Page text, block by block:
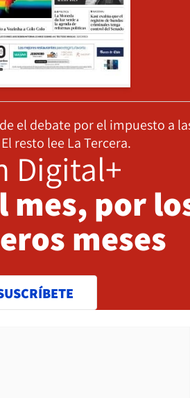
el debate por el impuesto a
resto lee La Tercera.
Digital+
mes, por
meses